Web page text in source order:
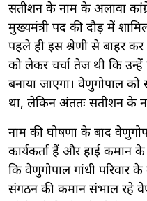
सतीशन के नाम के अलावा
मुख्यमंत्री पद की दौड़ में
पहले ही इस श्रेणी से बाहर
को लेकर चर्चा तेज थी कि
बनाया जाएगा। वेणुगोपाल को
था, लेकिन अंततः सतीशन के
नाम की घोषणा के बाद
कार्यकर्ता हैं और हाई कमान
कि वेणुगोपाल गांधी परिवार
संगठन की कमान संभाल रहे